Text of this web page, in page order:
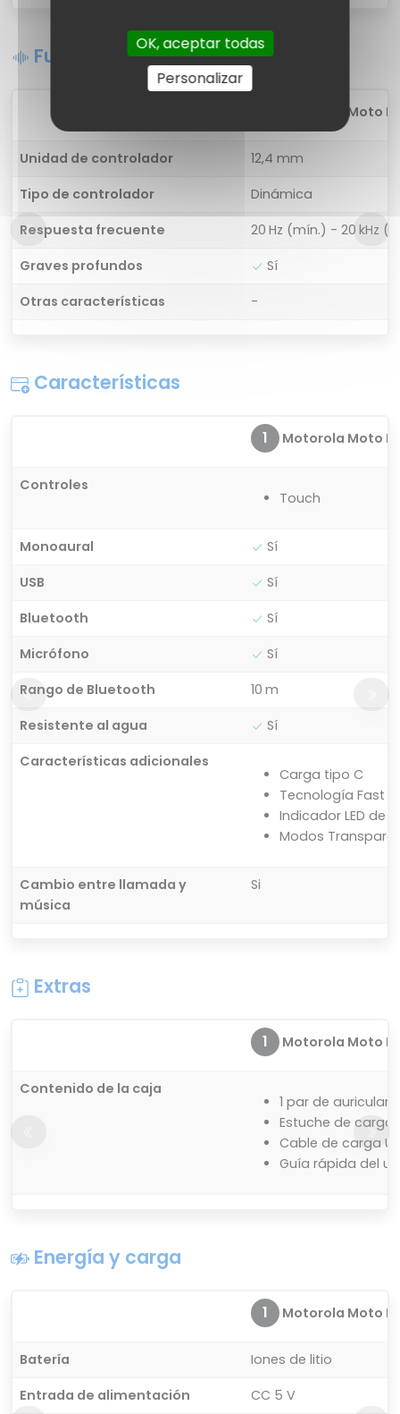
Funciones de sonido
Motorola Moto
Unidad de controlador
12,4 mm
Tipo de controlador
Dinámica
Respuesta frecuente
20 Hz (mín.) - 20 kHz
Graves profundos
Sí
Otras características
-
Características
1 Motorola Moto
Controles
Touch
Monoaural
Sí
USB
Sí
Bluetooth
Sí
Micrófono
Sí
Rango de Bluetooth
10 m
Resistente al agua
Sí
Características adicionales
Carga tipo C
Tecnología Fast
Indicador LED de
Modos
Cambio entre llamada y
música
Si
Extras
1 Motorola Moto
Contenido de la caja
1 par de
Estuche de carga
Cable de carga
Guía rápida del
Energía y carga
1 Motorola Moto
Batería
Iones de litio
Entrada de alimentación
CC 5 V
OK, aceptar todas
Personalizar